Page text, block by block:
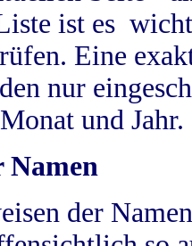
ist es
Eine
nur
und Jahr.
Namen
der